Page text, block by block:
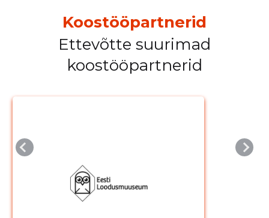
Koostööpartnerid
Ettevõtte suurimad
koostööpartnerid